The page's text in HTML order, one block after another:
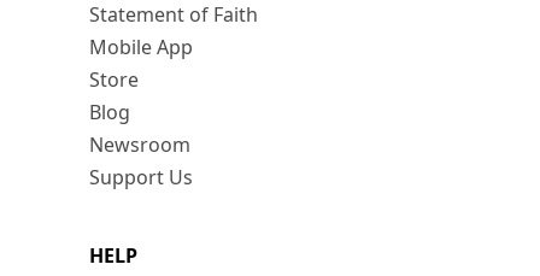
Statement of Faith
Mobile App
Store
Blog
Newsroom
Support Us
HELP